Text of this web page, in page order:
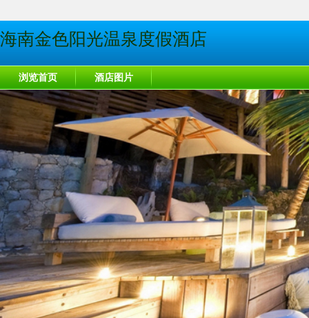
海南金色阳光温泉度假酒店
浏览首页 酒店图片